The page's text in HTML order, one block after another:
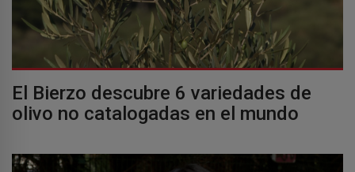
El Bierzo descubre 6 variedades de
olivo no catalogadas en el mundo